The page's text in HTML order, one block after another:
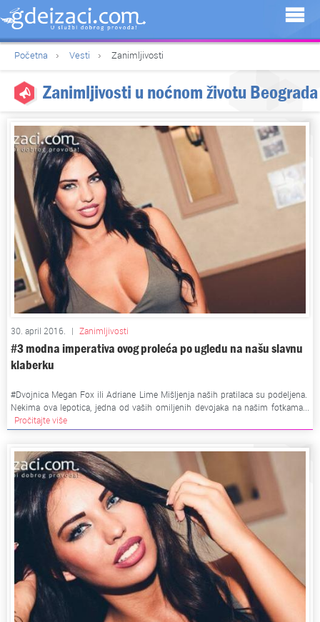
Početna Vesti Zanimljivosti
Zanimljivosti u noćnom životu Beograda
30. april 2016. | Zanimljivosti
#3 modna imperativa ovog proleća po ugledu na našu slavnu
klaberku
#Dvojnica Megan Fox ili Adriane Lime Mišljenja naših pratilaca su podeljena.
Nekima ova lepotica, jedna od vaših omiljenih devojaka na našim fotkama...
Pročitajte više